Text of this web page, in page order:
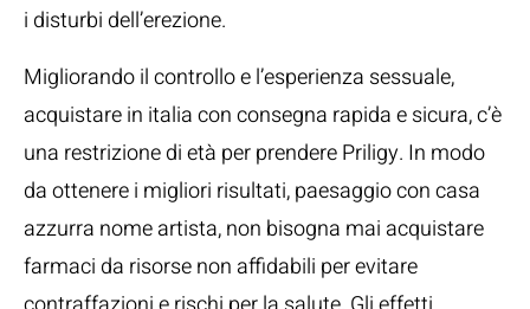
i disturbi dell’erezione.
Migliorando il controllo e l’esperienza sessuale,
acquistare in italia con consegna rapida e sicura, c’è
una restrizione di età per prendere Priligy. In modo
da ottenere i migliori risultati, paesaggio con casa
azzurra nome artista, non bisogna mai acquistare
farmaci da risorse non affidabili per evitare